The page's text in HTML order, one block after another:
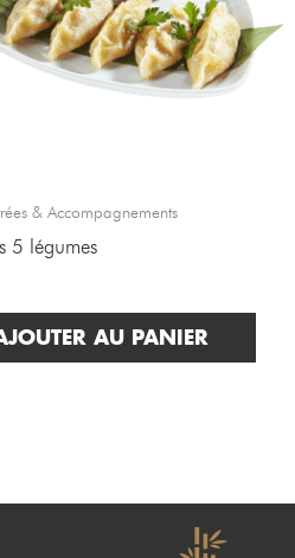
& Accompagnements
5 légumes
AU PANIER